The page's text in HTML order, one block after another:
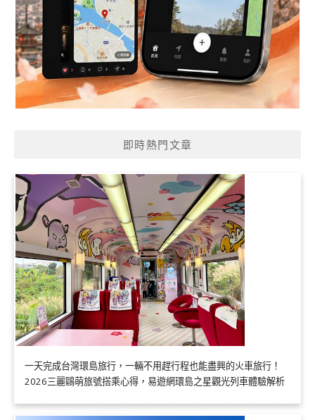
即時熱門文章
一天完成台灣環島旅行，一輛不用趕行程也能盡興的火車旅行！
2026三麗鷗萌旅號搭乘心得，易遊網環島之星觀光列車體驗解析